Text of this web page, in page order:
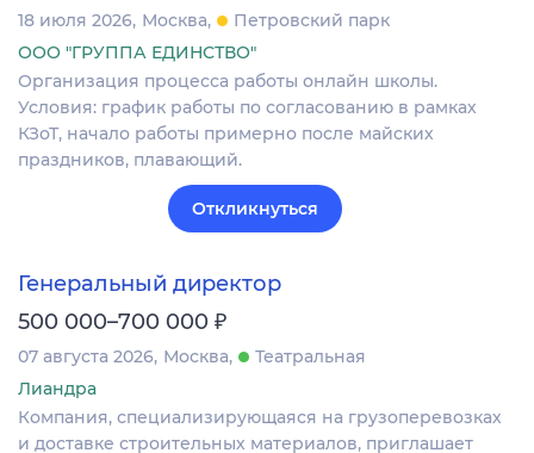
18 июля 2026 Москва
Петровский парк
ООО "ГРУППА ЕДИНСТВО"
Организация процесса работы онлайн школы.
Условия: график работы по согласованию в рамках
КЗоТ, начало работы примерно после майских
праздников, плавающий.
Откликнуться
Генеральный директор
500 000–700 000 ₽
07 августа 2026 Москва
Театральная
Лиандра
Компания, специализирующаяся на грузоперевозках
и доставке строительных материалов, приглашает